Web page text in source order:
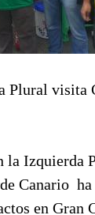
Plural visita
Izquierda
Canario
en Gran